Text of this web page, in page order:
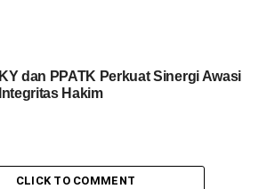
KY dan PPATK Perkuat Sinergi Awasi
Integritas Hakim
CLICK TO COMMENT